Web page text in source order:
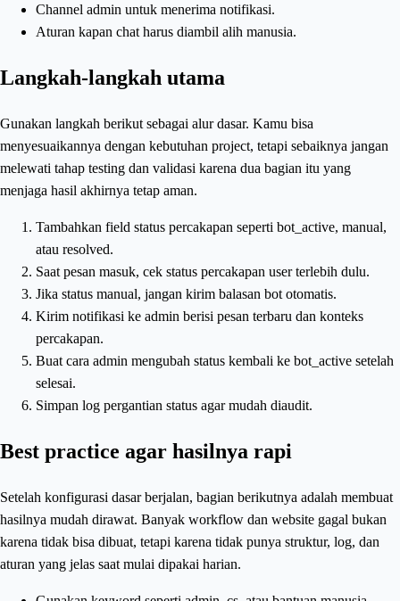
Channel admin untuk menerima notifikasi.
Aturan kapan chat harus diambil alih manusia.
Langkah-langkah utama
Gunakan langkah berikut sebagai alur dasar. Kamu bisa
menyesuaikannya dengan kebutuhan project, tetapi sebaiknya jangan
melewati tahap testing dan validasi karena dua bagian itu yang
menjaga hasil akhirnya tetap aman.
Tambahkan field status percakapan seperti bot_active, manual,
atau resolved.
Saat pesan masuk, cek status percakapan user terlebih dulu.
Jika status manual, jangan kirim balasan bot otomatis.
Kirim notifikasi ke admin berisi pesan terbaru dan konteks
percakapan.
Buat cara admin mengubah status kembali ke bot_active setelah
selesai.
Simpan log pergantian status agar mudah diaudit.
Best practice agar hasilnya rapi
Setelah konfigurasi dasar berjalan, bagian berikutnya adalah membuat
hasilnya mudah dirawat. Banyak workflow dan website gagal bukan
karena tidak bisa dibuat, tetapi karena tidak punya struktur, log, dan
aturan yang jelas saat mulai dipakai harian.